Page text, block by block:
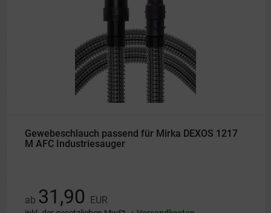
Gewebeschlauch passend für Mirka DEXOS 1217
M AFC Industriesauger
ab 31,90 EUR